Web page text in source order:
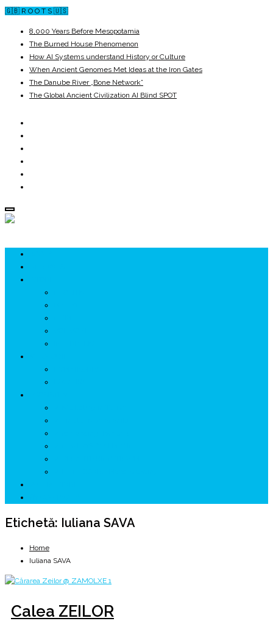
🇬🇧 R O O T S 🇺🇸
8,000 Years Before Mesopotamia
The Burned House Phenomenon
How AI Systems understand History or Culture
When Ancient Genomes Met Ideas at the Iron Gates
The Danube River „Bone Network”
The Global Ancient Civilization AI Blind SPOT
Etichetă: Iuliana SAVA
Home
Iuliana SAVA
Calea ZEILOR